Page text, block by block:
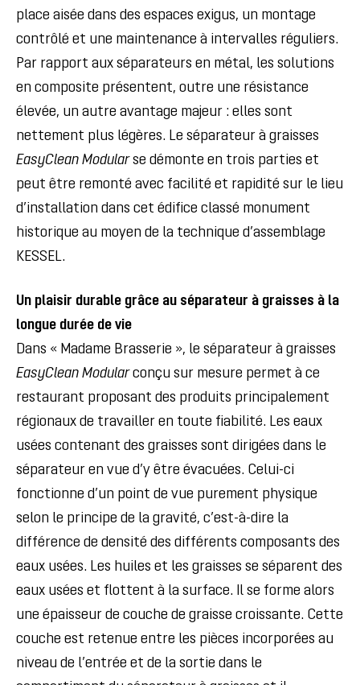
place aisée dans des espaces exigus, un montage
contrôlé et une maintenance à intervalles réguliers.
Par rapport aux séparateurs en métal, les solutions
en composite présentent, outre une résistance
élevée, un autre avantage majeur : elles sont
nettement plus légères. Le séparateur à graisses
EasyClean Modularse démonte en trois parties et
peut être remonté avec facilité et rapidité sur le lieu
d’installation dans cet édifice classé monument
historique au moyen de la technique d’assemblage
KESSEL.
Un plaisir durable grâce au séparateur à graisses à la
longue durée de vie
Dans « Madame Brasserie », le séparateur à graisses
EasyClean Modularconçu sur mesure permet à ce
restaurant proposant des produits principalement
régionaux de travailler en toute fiabilité. Les eaux
usées contenant des graisses sont dirigées dans le
séparateur en vue d’y être évacuées. Celui-ci
fonctionne d’un point de vue purement physique
selon le principe de la gravité, c’est-à-dire la
différence de densité des différents composants des
eaux usées. Les huiles et les graisses se séparent des
eaux usées et flottent à la surface. Il se forme alors
une épaisseur de couche de graisse croissante. Cette
couche est retenue entre les pièces incorporées au
niveau de l’entrée et de la sortie dans le